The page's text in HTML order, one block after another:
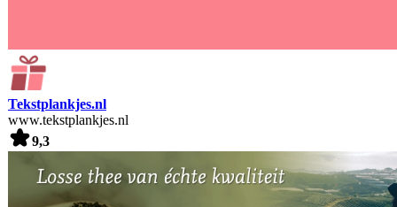
Tekstplankjes.nl
www.tekstplankjes.nl
9,3